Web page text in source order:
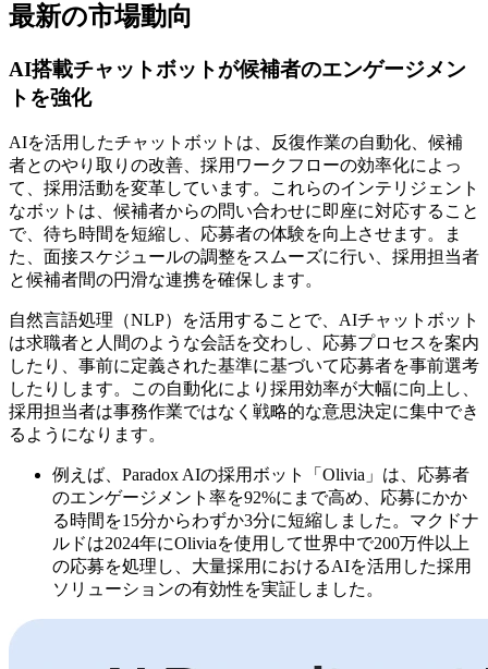
最新の市場動向
AI搭載チャットボットが候補者のエンゲージメン
トを強化
AIを活用したチャットボットは、反復作業の自動化、候補
者とのやり取りの改善、採用ワークフローの効率化によっ
て、採用活動を変革しています。これらのインテリジェント
なボットは、候補者からの問い合わせに即座に対応すること
で、待ち時間を短縮し、応募者の体験を向上させます。ま
た、面接スケジュールの調整をスムーズに行い、採用担当者
と候補者間の円滑な連携を確保します。
自然言語処理（NLP）を活用することで、AIチャットボット
は求職者と人間のような会話を交わし、応募プロセスを案内
したり、事前に定義された基準に基づいて応募者を事前選考
したりします。この自動化により採用効率が大幅に向上し、
採用担当者は事務作業ではなく戦略的な意思決定に集中でき
るようになります。
例えば、Paradox AIの採用ボット「Olivia」は、応募者
のエンゲージメント率を92%にまで高め、応募にかか
る時間を15分からわずか3分に短縮しました。マクドナ
ルドは2024年にOliviaを使用して世界中で200万件以上
の応募を処理し、大量採用におけるAIを活用した採用
ソリューションの有効性を実証しました。